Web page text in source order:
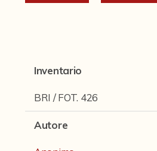
Disegni
Inventario
BRI / FOT. 426
Autore